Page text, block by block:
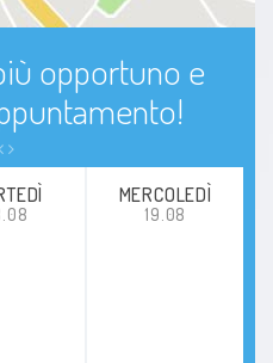
opportuno e
MERCOLEDÌ
19.08